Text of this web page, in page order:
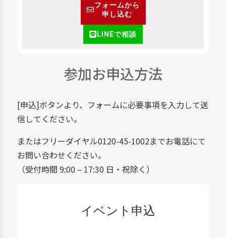
フォームから
申し込む
LINEで相談
参加お申込方法
[申込]ボタンより、フォームに必要事項を入力して送
信してください。
またはフリーダイヤル0120-45-1002までお電話にて
お問い合わせください。
（受付時間 9:00 – 17:30 日・祝除く）
イベント申込